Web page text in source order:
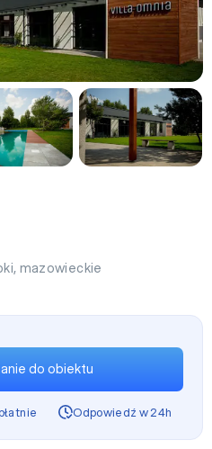
, mazowieckie
do obiektu
Odpowiedź w 24h